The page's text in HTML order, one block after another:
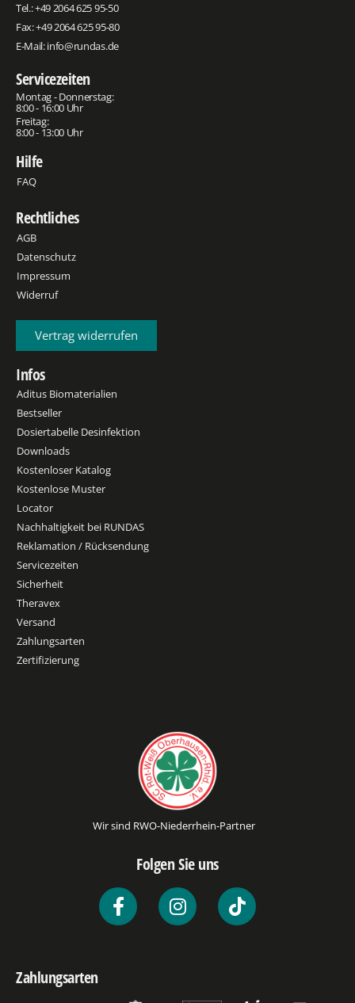
Tel.:+49 2064 625 95-50
Fax: +49 2064 625 95-80
E-Mail:info@rundas.de
Servicezeiten
Montag - Donnerstag:
8:00 - 16:00 Uhr
Freitag:
8:00 - 13:00 Uhr
Hilfe
FAQ
Rechtliches
AGB
Datenschutz
Impressum
Widerruf
Vertrag widerrufen
Infos
Aditus Biomaterialien
Bestseller
Dosiertabelle Desinfektion
Downloads
Kostenloser Katalog
Kostenlose Muster
Locator
Nachhaltigkeit bei RUNDAS
Reklamation / Rücksendung
Servicezeiten
Sicherheit
Theravex
Versand
Zahlungsarten
Zertifizierung
Wir sind RWO-Niederrhein-Partner
Folgen Sie uns
Zahlungsarten